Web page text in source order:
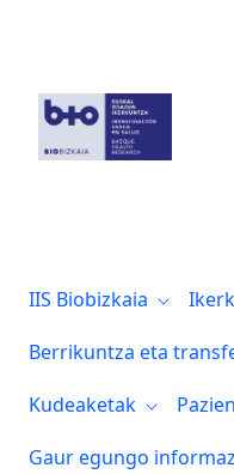
IIS Biobizkaia
Berrikuntza eta
Kudeaketak
Gaur egungo